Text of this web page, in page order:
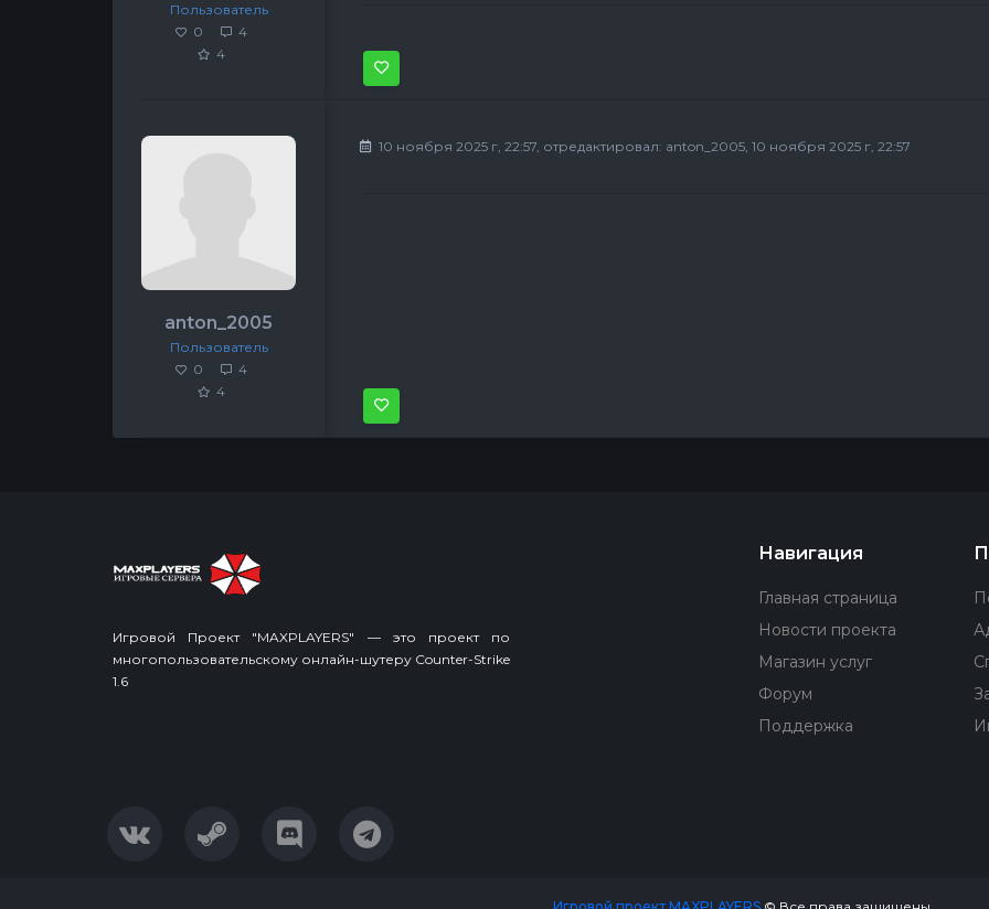
Пользователь
0
4
4
anton_2005
Пользователь
0
4
4
10 ноября 2025 г, 22:57, отредактировал: anton_2005, 10 ноября 2025 г, 22:57
Игровой Проект "MAXPLAYERS" — это проект по
многопользовательскому онлайн-шутеру Counter-Strike
1.6
Навигация
Главная страница
Новости проекта
Магазин услуг
Форум
Поддержка